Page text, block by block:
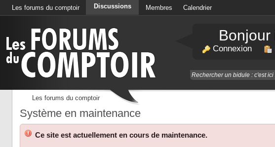
Les forums du comptoir Discussions Membres Calendrier
Bonjour
Connexion
Les forums du comptoir
Système en maintenance
Ce site est actuellement en cours de maintenance.